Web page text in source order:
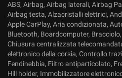
ABS, Airbag, Airbag laterali, Airbag
Airbag testa, Alzacristalli elettrici,
Apple CarPlay, Aria condizionata,
Bluetooth, Boardcomputer,
Chiusura centralizzata
elettronico della corsia, Controllo
Fendinebbia, Filtro antiparticolato,
Hill holder, Immobilizzatore